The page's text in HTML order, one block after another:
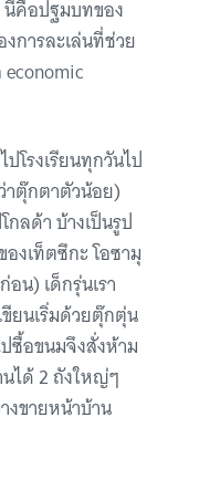
คือปฐมบทของ
การละเล่นที่ช่วย
economic
โรงเรียนทุกวันไป
ตุ๊กตาตัวน้อย)
กลด้า บ้างเป็นรูป
งเท็ตซึกะ โอซามุ
น) เด็กรุ่นเรา
ยนเริ่มด้วยตุ๊กตุ่น
ปซื้อขนมจึงสั่งห้าม
ได้ 2 ถังใหญ่ๆ
งขายหน้าบ้าน